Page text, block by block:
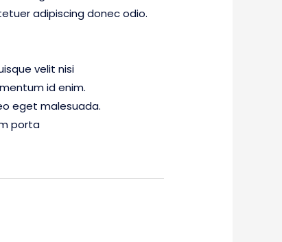
adipiscing donec odio.
velit nisi
id enim.
eget malesuada.
porta